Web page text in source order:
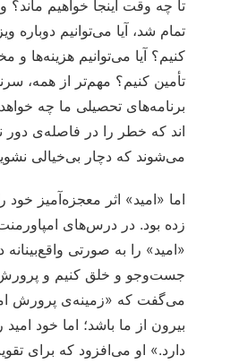
تا چه وقت اینجا خواهیم ماند؟
تمام شد، آیا می‌توانیم دوباره
کنیم؟ آیا می‌توانیم هزینه‌ها و
تأمین کنیم؟ مهم‌تر از همه،
برنامه‌های تحصیلی ما چه
اند که خطر را در فاصله‌ی
می‌شوند که دچار بی‌خیالی
اما «امید» اثر معجزه‌آمیز خود
زده بود. در درس‌های امپاورمنت
«امید» را به صورتی
جست‌وجو و خلق کنیم و پرورش
می‌گفت که «زمینه‌ی پرورش
بیرون از ما باشد؛ اما خود
دارد.» او می‌افزود که برای